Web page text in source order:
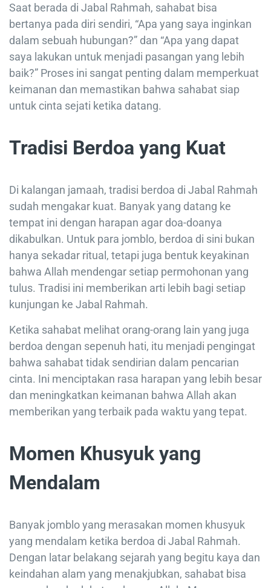
Saat berada di Jabal Rahmah, sahabat bisa
bertanya pada diri sendiri, “Apa yang saya inginkan
dalam sebuah hubungan?” dan “Apa yang dapat
saya lakukan untuk menjadi pasangan yang lebih
baik?” Proses ini sangat penting dalam memperkuat
keimanan dan memastikan bahwa sahabat siap
untuk cinta sejati ketika datang.
Tradisi Berdoa yang Kuat
Di kalangan jamaah, tradisi berdoa di Jabal Rahmah
sudah mengakar kuat. Banyak yang datang ke
tempat ini dengan harapan agar doa-doanya
dikabulkan. Untuk para jomblo, berdoa di sini bukan
hanya sekadar ritual, tetapi juga bentuk keyakinan
bahwa Allah mendengar setiap permohonan yang
tulus. Tradisi ini memberikan arti lebih bagi setiap
kunjungan ke Jabal Rahmah.
Ketika sahabat melihat orang-orang lain yang juga
berdoa dengan sepenuh hati, itu menjadi pengingat
bahwa sahabat tidak sendirian dalam pencarian
cinta. Ini menciptakan rasa harapan yang lebih besar
dan meningkatkan keimanan bahwa Allah akan
memberikan yang terbaik pada waktu yang tepat.
Momen Khusyuk yang
Mendalam
Banyak jomblo yang merasakan momen khusyuk
yang mendalam ketika berdoa di Jabal Rahmah.
Dengan latar belakang sejarah yang begitu kaya dan
keindahan alam yang menakjubkan, sahabat bisa